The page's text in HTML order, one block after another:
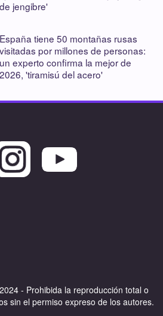
de jengibre'
España tiene 50 montañas rusas
visitadas por millones de personas:
un experto confirma la mejor de
2026, 'tiramisú del acero'
- Prohibida la reproducción total o
sin el permiso expreso de los autores.